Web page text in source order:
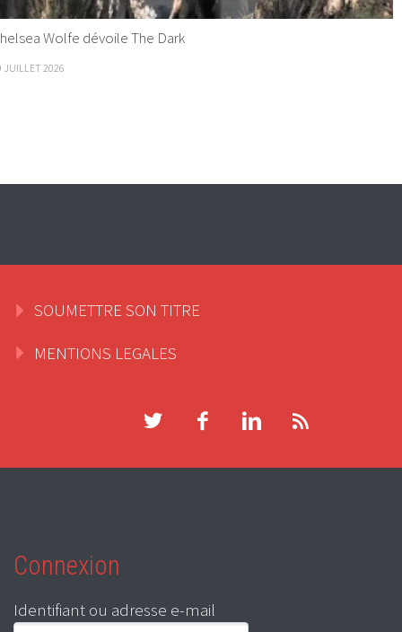
Wolfe dévoile The Dark
JUILLET 2026
SOUMETTRE SON TITRE
MENTIONS LEGALES
Connexion
Identifiant ou adresse e-mail